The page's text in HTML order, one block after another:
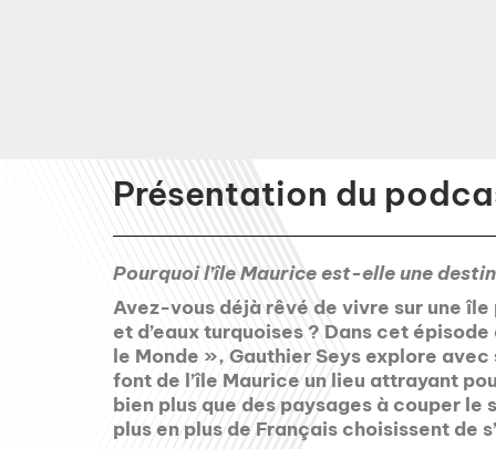
Présentation du
Pourquoi l’île Maurice est-elle une
Avez-vous déjà rêvé de vivre sur une
et d’eaux turquoises ? Dans cet
le Monde », Gauthier Seys explore
font de l’île Maurice un lieu attrayant
bien plus que des paysages à couper
plus en plus de Français choisissent de